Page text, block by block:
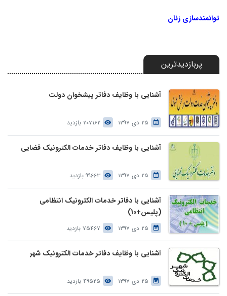
توانمندسازی زنان
پربازدیدترین
آشنایی با وظایف دفاتر پیشخوان دولت
25 دی 1397 207162 بازدید
آشنایی با وظایف دفاتر خدمات الکترونیک قضایی
25 دی 1397 99663 بازدید
آشنایی با دفاتر خدمات الکترونیک انتظامی
(پلیس+10)
25 دی 1397 75467 بازدید
آشنایی با وظایف دفاتر خدمات الکترونیک شهر
25 دی 1397 49525 بازدید